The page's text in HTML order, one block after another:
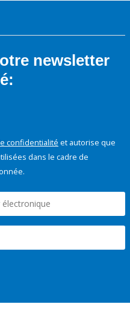
newsletter
confidentialité et autorise que
dans le cadre de